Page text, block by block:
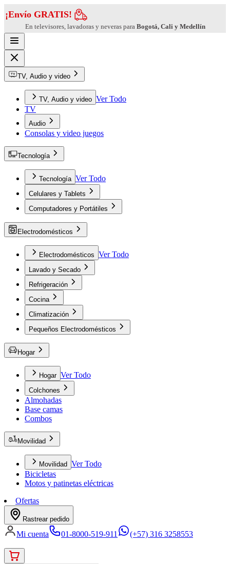
¡Envío GRATIS!
En televisores, lavadoras y neveras para Bogotá, Cali y Medellín
TV, Audio y video
TV, Audio y video Ver Todo
TV
Audio
Consolas y video juegos
Tecnología
Tecnología Ver Todo
Celulares y Tablets
Computadores y Portátiles
Electrodomésticos
Electrodomésticos Ver Todo
Lavado y Secado
Refrigeración
Cocina
Climatización
Pequeños Electrodomésticos
Hogar
Hogar Ver Todo
Colchones
Almohadas
Base camas
Combos
Movilidad
Movilidad Ver Todo
Bicicletas
Motos y patinetas eléctricas
Ofertas
Rastrear pedido
Mi cuenta 01-8000-519-911 (+57) 316 3258553